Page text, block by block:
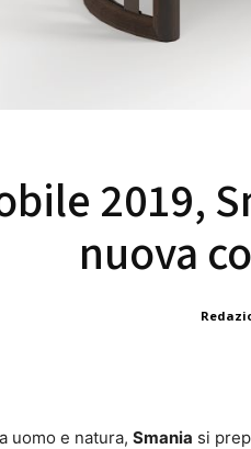
2019,
nuova
uomo e natura, Smania si